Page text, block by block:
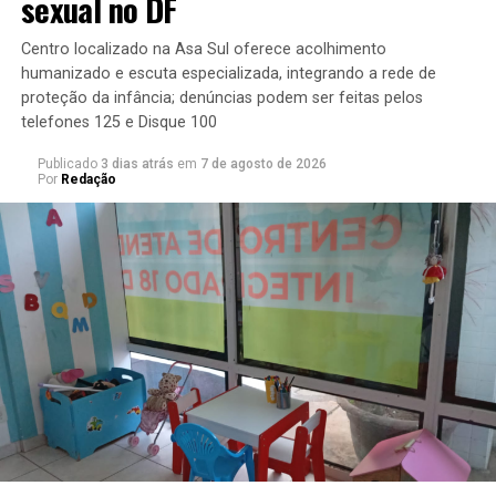
paralisação. “A reestruturação da carreira dos
diálogo melhora sem a greve. Temos que encontrar uma
saída, que pode ser a incorporação de gratificações”,
sugeriu.
O deputado Iolando (MDB), vice-líder do governo, se
colocou à disposição para buscar uma saída negociada
Centro localizado na Asa Sul oferece acolhimento
humanizado e escuta especializada, integrando a rede de
proteção da infância; denúncias podem ser feitas pelos
telefones 125 e Disque 100
Publicado 3 dias atrás em 7 de agosto de 2026
Por Redação